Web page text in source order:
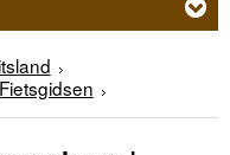
Fietsgidsen